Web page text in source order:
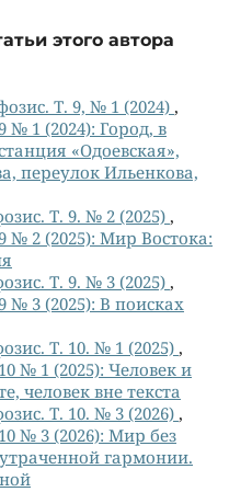
этого автора
Т. 9, № 1 (2024) ,
1 (2024): Город, в
«Одоевская»,
переулок Ильенкова,
Т. 9. № 2 (2025) ,
№ 2 (2025): Мир Востока:
Т. 9. № 3 (2025) ,
3 (2025): В поисках
Т. 10. № 1 (2025) ,
№ 1 (2025): Человек и
человек вне текста
Т. 10. № 3 (2026) ,
№ 3 (2026): Мир без
гармонии.